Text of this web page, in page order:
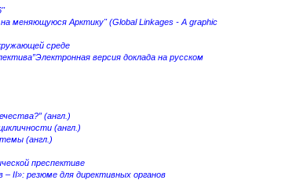
меняющуюся Арктику" (Global Linkages - A graphic
среде
Электронная версия доклада на русском
(англ.)
(англ.)
(англ.)
преспективе
II»: резюме для директивных органов